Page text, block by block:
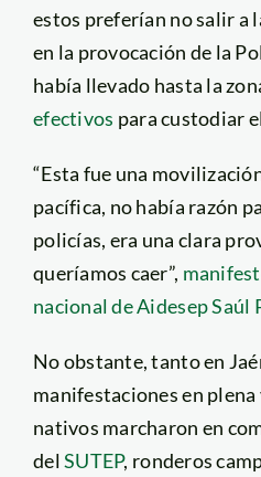
estos preferían no salir a
en la provocación de la
había llevado hasta la
efectivos para custodiar
“Esta fue una
pacífica, no había razón
policías, era una clara
queríamos caer”,
nacional de Aidesep Saúl
No obstante, tanto en
manifestaciones en plena
nativos marcharon en
delSUTEP, ronderos